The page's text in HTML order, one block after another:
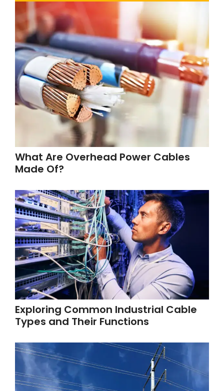
What Are Overhead Power Cables
Made Of?
Exploring Common Industrial Cable
Types and Their Functions